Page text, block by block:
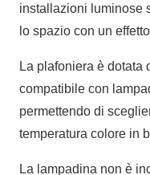
installazioni luminose
lo spazio con un
La plafoniera è dotata
compatibile con
permettendo di
temperatura colore in
La lampadina non è